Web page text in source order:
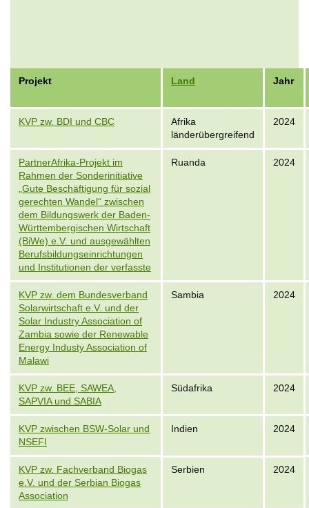
Projekt Land Jahr
KVP zw. BDI und CBC
Afrika
länderübergreifend
2024
PartnerAfrika-Projekt im
Rahmen der Sonderinitiative
„Gute Beschäftigung für sozial
gerechten Wandel“ zwischen
dem Bildungswerk der Baden-
Württembergischen Wirtschaft
(BiWe) e.V. und ausgewählten
Berufsbildungseinrichtungen
und Institutionen der verfasste
Ruanda 2024
KVP zw. dem Bundesverband
Solarwirtschaft e.V. und der
Solar Industry Association of
Zambia sowie der Renewable
Energy Industy Association of
Malawi
Sambia 2024
KVP zw. BEE, SAWEA,
SAPVIA und SABIA
Südafrika 2024
KVP zwischen BSW-Solar und
NSEFI
Indien 2024
KVP zw. Fachverband Biogas
e.V. und der Serbian Biogas
Association
Serbien 2024